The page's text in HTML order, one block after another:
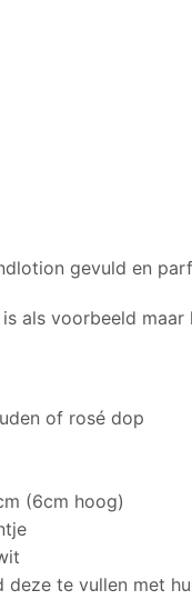
gevuld en
als voorbeeld
of rosé dop
(6cm hoog)
te vullen met